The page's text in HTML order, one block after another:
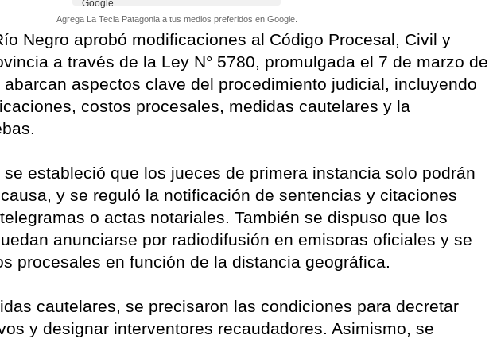
Agrega La Tecla Patagonia a tus medios preferidos en Google.
Negro aprobó modificaciones al Código Procesal, Civil y
a través de la Ley N° 5780, promulgada el 7 de marzo de
aspectos clave del procedimiento judicial, incluyendo
costos procesales, medidas cautelares y la
estableció que los jueces de primera instancia solo podrán
y se reguló la notificación de sentencias y citaciones
o actas notariales. También se dispuso que los
anunciarse por radiodifusión en emisoras oficiales y se
procesales en función de la distancia geográfica.
cautelares, se precisaron las condiciones para decretar
y designar interventores recaudadores. Asimismo, se